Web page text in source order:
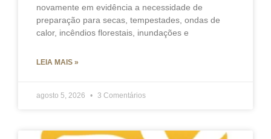
novamente em evidência a necessidade de
preparação para secas, tempestades, ondas de
calor, incêndios florestais, inundações e
LEIA MAIS »
agosto 5, 2026 3 Comentários